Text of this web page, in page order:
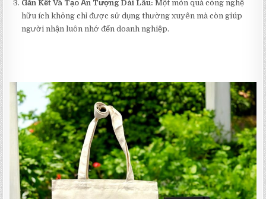
Gắn Kết Và Tạo Ấn Tượng Dài Lâu: Một món quà công nghệ
hữu ích không chỉ được sử dụng thường xuyên mà còn giúp
người nhận luôn nhớ đến doanh nghiệp.